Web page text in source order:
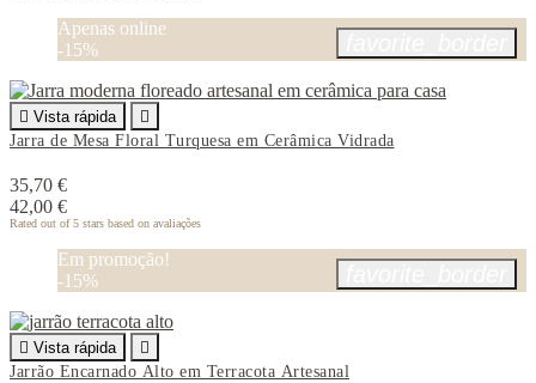
Apenas online
-15%
 Vista rápida

Jarra de Mesa Floral Turquesa em Cerâmica Vidrada
35,70 €
42,00 €
Rated out of 5 stars based on avaliações
Em promoção!
-15%
 Vista rápida

Jarrão Encarnado Alto em Terracota Artesanal